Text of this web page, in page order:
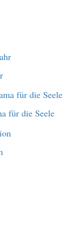
für die Seele